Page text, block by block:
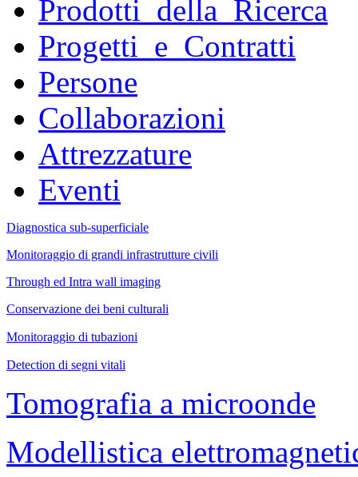
Prodotti_della_Ricerca
Progetti_e_Contratti
Persone
Collaborazioni
Attrezzature
Eventi
Diagnostica sub-superficiale
Monitoraggio di grandi infrastrutture civili
Through ed Intra wall imaging
Conservazione dei beni culturali
Monitoraggio di tubazioni
Detection di segni vitali
Tomografia a microonde
Modellistica